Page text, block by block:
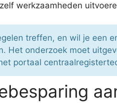
werkzaamheden
treffen, en wil je een
Het onderzoek moet
portaal